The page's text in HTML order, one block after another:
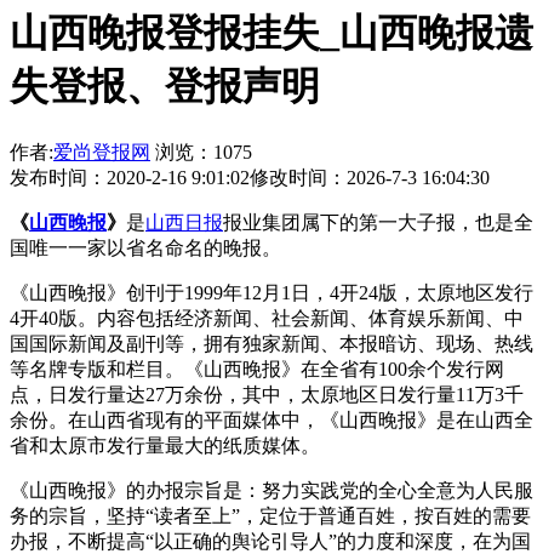
山西晚报登报挂失_山西晚报遗
失登报、登报声明
作者:爱尚登报网 浏览：1075
发布时间：2020-2-16 9:01:02修改时间：2026-7-3 16:04:30
《山西晚报》 是山西日报报业集团属下的第一大子报，也是全
国唯一一家以省名命名的晚报。
《山西晚报》创刊于1999年12月1日，4开24版，太原地区发行
4开40版。内容包括经济新闻、社会新闻、体育娱乐新闻、中
国国际新闻及副刊等，拥有独家新闻、本报暗访、现场、热线
等名牌专版和栏目。《山西晚报》在全省有100余个发行网
点，日发行量达27万余份，其中，太原地区日发行量11万3千
余份。在山西省现有的平面媒体中，《山西晚报》是在山西全
省和太原市发行量最大的纸质媒体。
《山西晚报》的办报宗旨是：努力实践党的全心全意为人民服
务的宗旨，坚持“读者至上”，定位于普通百姓，按百姓的需要
办报，不断提高“以正确的舆论引导人”的力度和深度，在为国